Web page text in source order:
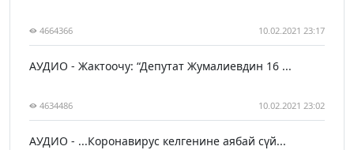
4664366 10.02.2021 23:17
АУДИО - Жактоочу: “Депутат Жумалиевдин 16 ...
4634486 10.02.2021 23:02
АУДИО - ...Коронавирус келгенине аябай сүй...